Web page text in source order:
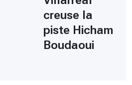
creuse la
piste Hicham
Boudaoui